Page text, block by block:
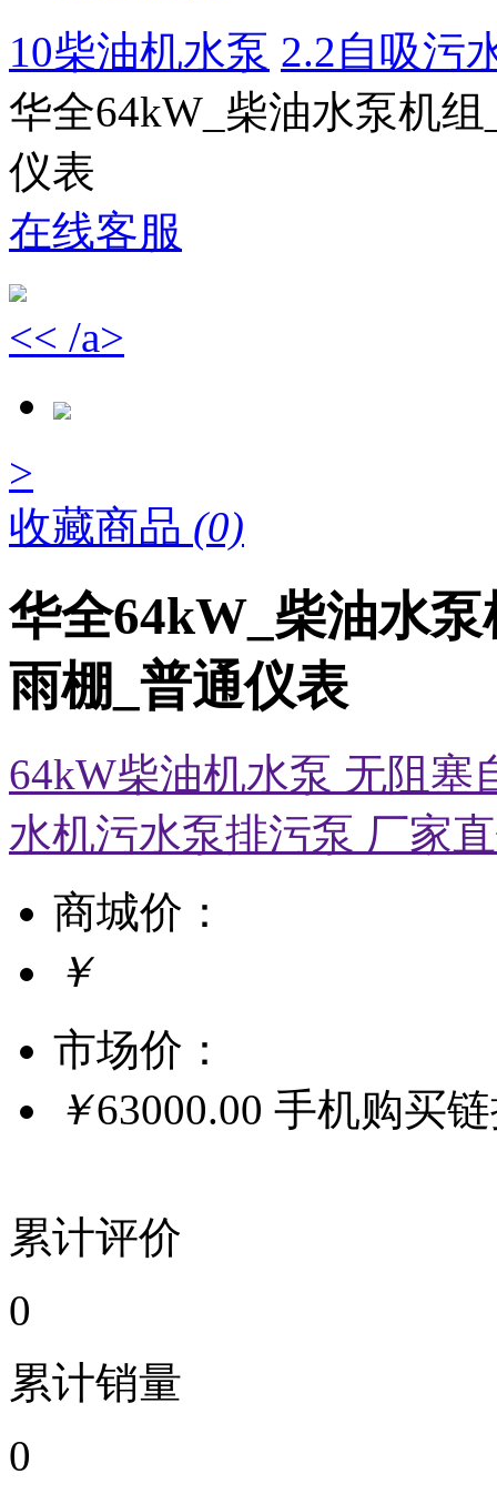
10柴油机水泵 2.2自吸污
华全64kW_柴油水泵机
仪表
在线客服
<< /a>
>
收藏商品 (0)
华全64kW_柴油水
雨棚_普通仪表
64kW柴油机水泵 无阻塞
水机污水泵排污泵 厂家
商城价：
￥
市场价：
￥63000.00 手机购买
累计评价
0
累计销量
0